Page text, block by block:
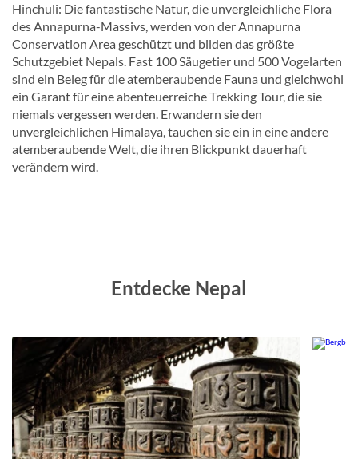
Hinchuli: Die fantastische Natur, die unvergleichliche Flora
des Annapurna-Massivs, werden von der Annapurna
Conservation Area geschützt und bilden das größte
Schutzgebiet Nepals. Fast 100 Säugetier und 500 Vogelarten
sind ein Beleg für die atemberaubende Fauna und gleichwohl
ein Garant für eine abenteuerreiche Trekking Tour, die sie
niemals vergessen werden. Erwandern sie den
unvergleichlichen Himalaya, tauchen sie ein in eine andere
atemberaubende Welt, die ihren Blickpunkt dauerhaft
verändern wird.
Entdecke Nepal